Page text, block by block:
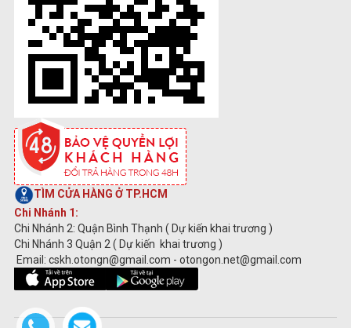
TÌM CỬA HÀNG Ở TP.HCM
Chi Nhánh 1:
Chi Nhánh 2: Quận Bình Thạnh ( Dự kiến khai trương )
Chi Nhánh 3 Quận 2 ( Dự kiến khai trương )
Email: cskh.otongn@gmail.com - otongon.net@gmail.com